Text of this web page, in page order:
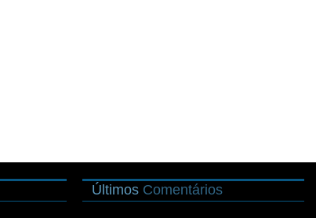
Últimos Comentários